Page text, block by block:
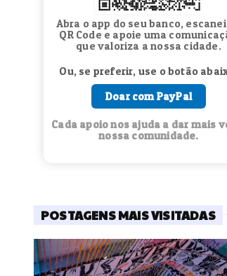
Abra o app do seu banco,
QR Code e apoie uma
que valoriza a nossa cidade.
Ou, se preferir, use o botão
Doar com PayPal
Cada apoio nos ajuda a dar mais
nossa comunidade.
POSTAGENS MAIS VISITADAS